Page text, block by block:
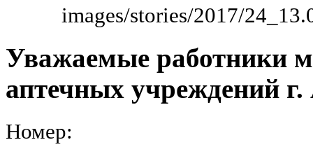
images/stories/2017/
Уважаемые работники
аптечных учреждений
Номер: